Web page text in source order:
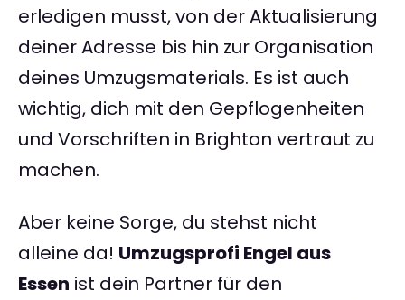
erledigen musst, von der Aktualisierung
deiner Adresse bis hin zur Organisation
deines Umzugsmaterials. Es ist auch
wichtig, dich mit den Gepflogenheiten
und Vorschriften in Brighton vertraut zu
machen.
Aber keine Sorge, du stehst nicht
alleine da! Umzugsprofi Engel aus
Essen ist dein Partner für den